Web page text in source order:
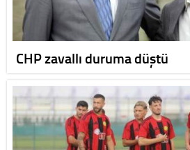
CHP zavallı duruma düştü